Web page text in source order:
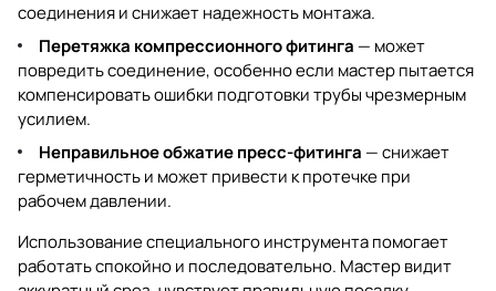
соединения и снижает надежность монтажа.
Перетяжка компрессионного фитинга — может
повредить соединение, особенно если мастер пытается
компенсировать ошибки подготовки трубы чрезмерным
усилием.
Неправильное обжатие пресс-фитинга — снижает
герметичность и может привести к протечке при
рабочем давлении.
Использование специального инструмента помогает
работать спокойно и последовательно. Мастер видит